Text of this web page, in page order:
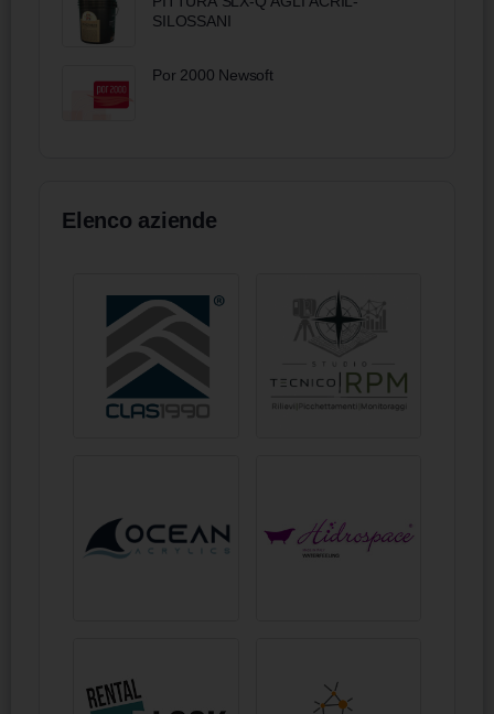
SILOSSANI
Por 2000 Newsoft
Elenco aziende